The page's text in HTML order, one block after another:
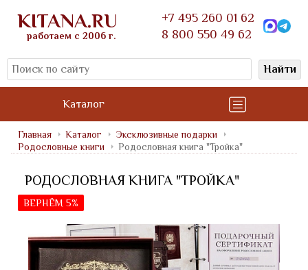
KITANA.RU
работаем с 2006 г.
+7 495 260 01 62
8 800 550 49 62
Найти
Каталог
Главная Каталог
Эксклюзивные подарки
Родословные книги
Родословная книга "Тройка"
РОДОСЛОВНАЯ КНИГА "ТРОЙКА"
ВЕРНЁМ 5%